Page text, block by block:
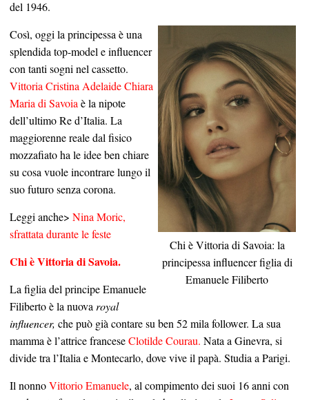
del 1946.
Chi è Vittoria di Savoia: la
principessa influencer figlia di
Emanuele Filiberto
Così, oggi la principessa è una
splendida top-model e influencer
con tanti sogni nel cassetto.
Vittoria Cristina Adelaide Chiara
Maria di Savoiaè la nipote
dell’ultimo Re d’Italia. La
maggiorenne reale dal fisico
mozzafiato ha le idee ben chiare
su cosa vuole incontrare lungo il
suo futuro senza corona.
Leggi anche> Nina Moric,
sfrattata durante le feste
Chi è Vittoria di Savoia.
La figlia del principe Emanuele
Filiberto è la nuovaroyal
influencer, che può già contare su ben 52 mila follower. La sua
mamma è l’attrice franceseClotilde Courau. Nata a Ginevra, si
divide tra l’Italia e Montecarlo, dove vive il papà. Studia a Parigi.
Il nonnoVittorio Emanuele, al compimento dei suoi 16 anni con